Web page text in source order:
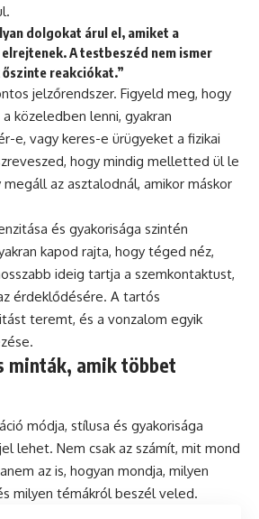
dolgokat árul el, amiket a
A testbeszéd nem ismer
reakciókat.”
jelzőrendszer. Figyeld meg, hogy
közeledben lenni, gyakran
e, vagy keres-e ürügyeket a fizikai
hogy mindig melletted ül le
az asztalodnál, amikor máskor
és gyakorisága szintén
kapod rajta, hogy téged néz,
ideig tartja a szemkontaktust,
érdeklődésére. A tartós
teremt, és a vonzalom egyik
minták, amik többet
módja, stílusa és gyakorisága
lehet. Nem csak az számít, mit mond
az is, hogyan mondja, milyen
milyen témákról beszél veled.